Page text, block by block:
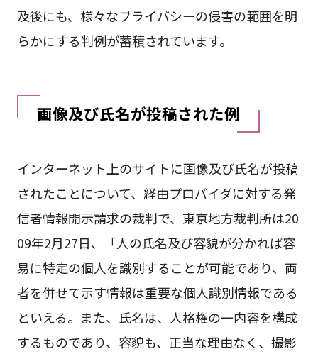
及後にも、様々なプライバシーの侵害の範囲を明
らかにする判例が蓄積されています。
画像及び氏名が投稿された例
インターネット上のサイトに画像及び氏名が投稿
されたことについて、経由プロバイダに対する発
信者情報開示請求の裁判で、東京地方裁判所は20
09年2月27日、「人の氏名及び容貌が分かれば容
易に特定の個人を識別することが可能であり、両
者を併せて示す情報は重要な個人識別情報である
といえる。また、氏名は、人格権の一内容を構成
するものであり、容貌も、正当な理由なく、撮影